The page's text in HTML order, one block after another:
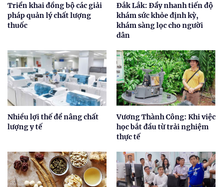
Triển khai đồng bộ các giải
pháp quản lý chất lượng
thuốc
Đắk Lắk: Đẩy nhanh tiến độ
khám sức khỏe định kỳ,
khám sàng lọc cho người
dân
Nhiều lợi thế để nâng chất
lượng y tế
Vương Thành Công: Khi việc
học bắt đầu từ trải nghiệm
thực tế